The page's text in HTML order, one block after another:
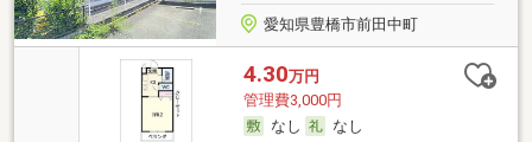
愛知県豊橋市前田中町
4.30万円
管理費3,000円
なし
なし